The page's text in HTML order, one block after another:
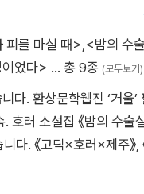
만 맡았던 탐정 경원과
왔다. 바로, 시댁에서 말
는 것. 그런데 초췌한 기
의 적산가옥>_이작 / 대
를 하러 간 누나가 느닷없
피를 마실 때> <밤의 수
었다> … 총 9종 (모두보기)
다. 환상문학웹진 ‘거울’
. 호러 소설집 《밤의 수술
다. 《고딕×호러×제주》,